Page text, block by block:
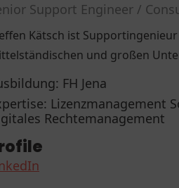
Support Engineer /
Kätsch ist
und großen
FH Jena
Lizenzmanagement
Rechtemanagement